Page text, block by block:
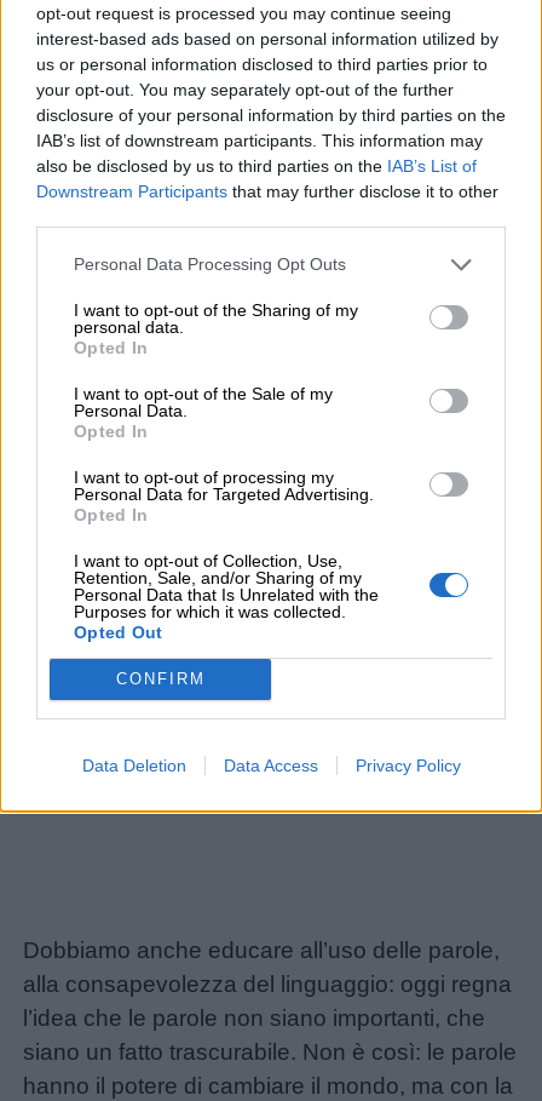
opt-out request is processed you may continue seeing
interest-based ads based on personal information utilized by
us or personal information disclosed to third parties prior to
your opt-out. You may separately opt-out of the further
disclosure of your personal information by third parties on the
IAB’s list of downstream participants. This information may
also be disclosed by us to third parties on the IAB’s List of
Downstream Participants that may further disclose it to other
Personal Data Processing Opt Outs
I want to opt-out of the Sharing of my
personal data.
Opted In
I want to opt-out of the Sale of my
Personal Data.
Opted In
I want to opt-out of processing my
Personal Data for Targeted Advertising.
Opted In
I want to opt-out of Collection, Use,
Retention, Sale, and/or Sharing of my
Personal Data that Is Unrelated with the
Purposes for which it was collected.
Opted Out
CONFIRM
Data Deletion Data Access Privacy Policy
Nomi
maschili
Nomi
femminili
Frasi
aforismi
Buonanotte
Auguri
Barzellette
Educazione
positiva
Questa pericolosa cultura si può combattere
solo contrapponendole un’altra cultura, quella
della ragione e della gentilezza.
Dobbiamo anche educare all’uso delle parole,
alla consapevolezza del linguaggio: oggi regna
l’idea che le parole non siano importanti, che
siano un fatto trascurabile. Non è così: le parole
hanno il potere di cambiare il mondo, ma con la